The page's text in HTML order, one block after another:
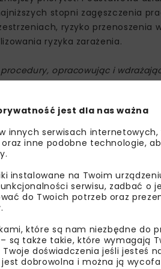
stopni zagęszczenia
ryzyko przenoszenia
ryzyka zarażenia.
opracowując i
ryzykiem związanym z COVID-
zdrowia –
o krajowe i
i w ścisłej zgodności z
w firmie, zasada
procedura sprzątania miejsca
aby ograniczyć bezpośredni
zdalnie utrzymują stałą
Dzięki CEMEX Go, klienci
pomocą GPS, otrzymywać
czy pobierać faktury.
jest dla nas ważna
innych serwisach
inne podobne technologie,
instalowane na Twoim
serwisu, zadbać o
do Twoich potrzeb oraz
które są nam niezbędne do
są także takie, które wymagają
doświadczenia jeśli jesteś
jest dobrowolna i można ją